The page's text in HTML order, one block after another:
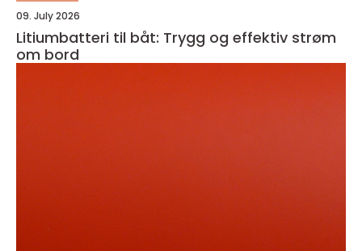
09. July 2026
Litiumbatteri til båt: Trygg og effektiv strøm
om bord